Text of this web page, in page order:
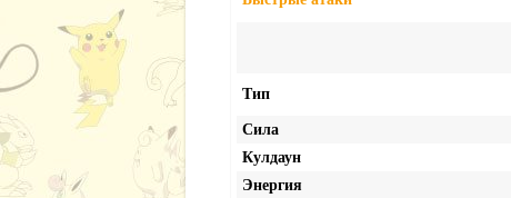
Тип
Сила
Кулдаун
Энергия